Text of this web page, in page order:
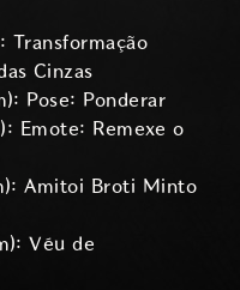
Transformação
Cinzas
Pose: Ponderar
Emote: Remexe o
Amitoi Broti Minto
Véu de